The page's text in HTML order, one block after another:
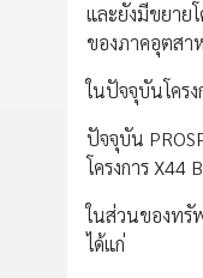
และยังมีขยาย
ของภาคอุตสา
ในปัจจุบันโคร
ปัจจุบัน
โครงการ X44
ในส่วนของทรั
ได้แก่